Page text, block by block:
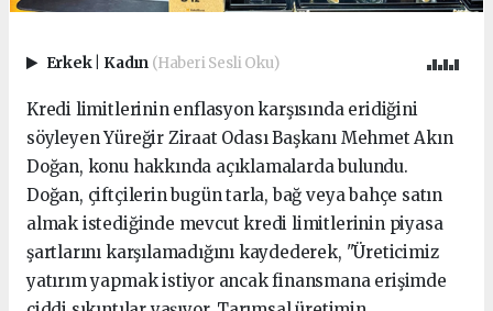
Erkek Kadın (Haberi Sesli Oku)
Kredi limitlerinin enflasyon karşısında eridiğini
söyleyen Yüreğir Ziraat Odası Başkanı Mehmet Akın
Doğan, konu hakkında açıklamalarda bulundu.
Doğan, çiftçilerin bugün tarla, bağ veya bahçe satın
almak istediğinde mevcut kredi limitlerinin piyasa
şartlarını karşılamadığını kaydederek, "Üreticimiz
yatırım yapmak istiyor ancak finansmana erişimde